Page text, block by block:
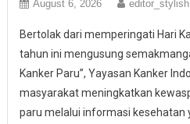
August 6, 2026 editor_stylish
Bertolak dari memperingati Hari
tahun ini mengusung
Kanker Paru”, Yayasan Kanker
masyarakat meningkatkan
paru melalui informasi kesehatan